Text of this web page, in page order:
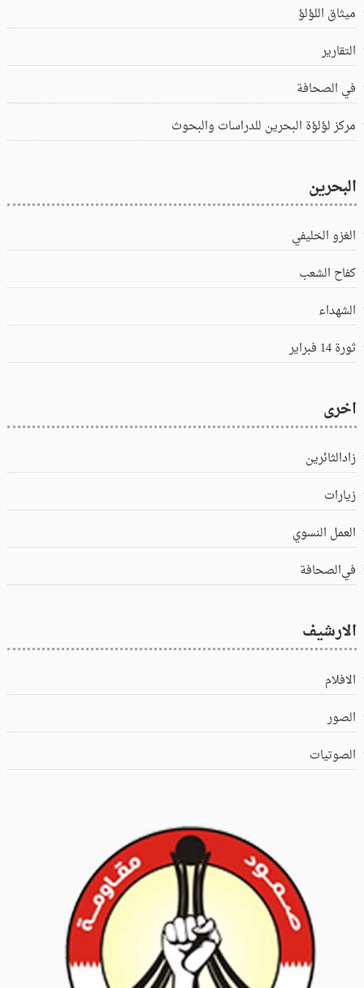
ميثاق اللؤلؤ
التقارير
في الصحافة
مركز لؤلؤة البحرين للدراسات والبحوث
البحرين
الغزو الخليفي
كفاح الشعب
الشهداء
ثورة 14 فبراير
اخرى
زادالثائرين
زيارات
العمل النسوي
في‌الصحافة
الارشيف
الافلام
الصور
الصوتيات